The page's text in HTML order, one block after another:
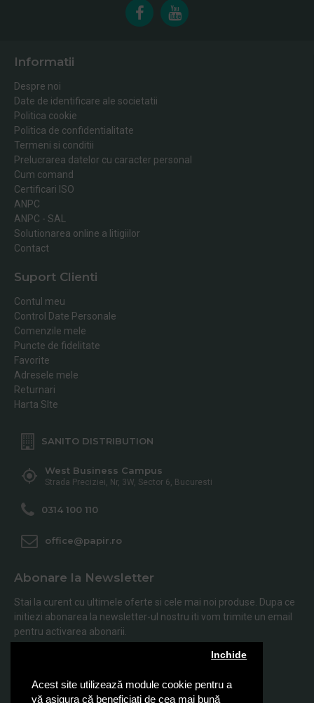
Acest site utilizează module cookie pentru a
vă asigura că beneficiați de cea mai bună
Inchide
Informatii
Despre noi
Date de identificare ale societatii
Politica cookie
Politica de confidentialitate
Termeni si conditii
Prelucrarea datelor cu caracter personal
Cum comand
Certificari ISO
ANPC
ANPC - SAL
Solutionarea online a litigiilor
Contact
Suport Clienti
Contul meu
Control Date Personale
Comenzile mele
Puncte de fidelitate
Favorite
Adresele mele
Returnari
Harta SIte
SANITO DISTRIBUTION
West Business Campus
Strada Preciziei, Nr, 3W, Sector 6, Bucuresti
0314 100 110
office@papir.ro
Abonare la Newsletter
Stai la curent cu ultimele oferte si cele mai noi produse. Dupa ce
initiezi abonarea la newsletter-ul nostru iti vom trimite un email
pentru activarea abonarii.
Abonare
Am citit şi sunt de acord cu Politica de Confidentialitate